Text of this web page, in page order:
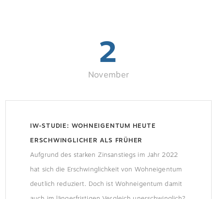
2
November
IW-STUDIE: WOHNEIGENTUM HEUTE
ERSCHWINGLICHER ALS FRÜHER
Aufgrund des starken Zinsanstiegs im Jahr 2022
hat sich die Erschwinglichkeit von Wohneigentum
deutlich reduziert. Doch ist Wohneigentum damit